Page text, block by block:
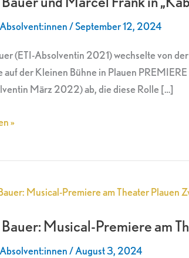
/September 12, 2024
(ETI-Absolventin 2021) wechselte von
auf der Kleinen Bühne in Plauen
März 2022) ab, die diese Rolle […]
»
Musical-Premiere am
/August 3, 2024